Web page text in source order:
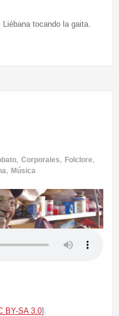
tocando la gaita.
, Corporales, Folclore,
, Música
BY-SA 3.0].